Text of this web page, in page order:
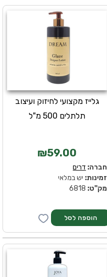
גלייז מקצועי לחיזוק ועיצוב
תלתלים 500 מ"ל
₪59.00
חברה: דרים
זמינות: יש במלאי
מק''ט: